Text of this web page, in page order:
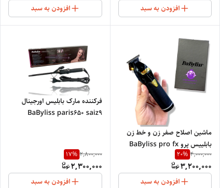
افزودن به سبد افزودن به سبد
ماشین اصلاح صفر زن و خط زن
بابلییس پرو BaByliss pro fx
7870
4,000,000
20%
3,200,000
افزودن به سبد
فرکننده مارک بابلیس اورجینال
BaByliss paris650 saiz9
2,800,000
17%
2,300,000
افزودن به سبد